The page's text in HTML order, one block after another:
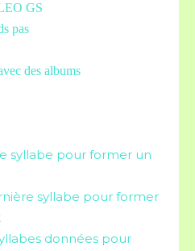
GS
pas
des albums
syllabe pour former un
syllabe pour former
données pour